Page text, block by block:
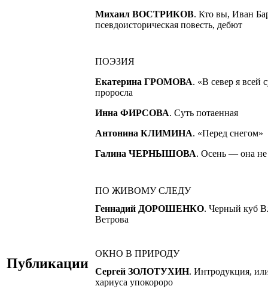
Публикации
Михаил ВОСТРИКОВ. Кто вы, Иван
псевдоисторическая повесть, дебют
ПОЭЗИЯ
Екатерина ГРОМОВА. «В север я всей
проросла
Инна ФИРСОВА. Суть потаенная
Антонина КЛИМИНА. «Перед снегом»
Галина ЧЕРНЫШОВА. Осень — она не
ПО ЖИВОМУ СЛЕДУ
Геннадий ДОРОШЕНКО. Черный куб
Ветрова
ОКНО В ПРИРОДУ
Сергей ЗОЛОТУХИН. Интродукция,
хариуса упокороро